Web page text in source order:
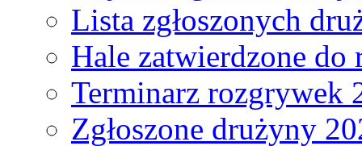
Lista zgłoszonych
Hale zatwierdzone do
Terminarz rozgrywek
Zgłoszone drużyny